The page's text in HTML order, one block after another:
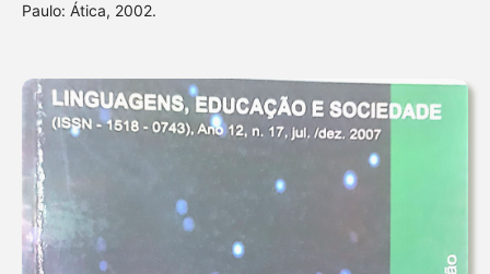
Paulo: Ática, 2002.